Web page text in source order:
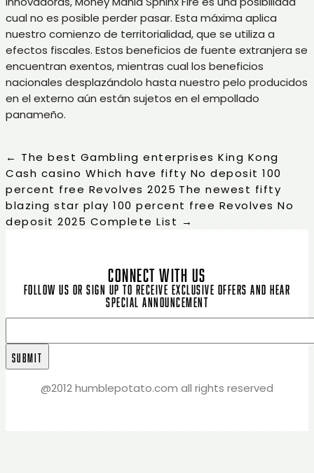
cual no es posible perder pasar. Esta máxima aplica
nuestro comienzo de territorialidad, que se utiliza a
efectos fiscales. Estos beneficios de fuente extranjera se
encuentran exentos, mientras cual los beneficios
nacionales desplazándolo hasta nuestro pelo producidos
en el externo aún están sujetos en el empollado
panameño.
← The best Gambling enterprises King Kong
Cash casino Which have fifty No deposit 100
percent free Revolves 2025 The newest fifty
blazing star play 100 percent free Revolves No
deposit 2025 Complete List →
CONNECT WITH US
Follow us or sign up to receive exclusive offers and hear
special announcement
@2012 humblepotato.com all rights reserved